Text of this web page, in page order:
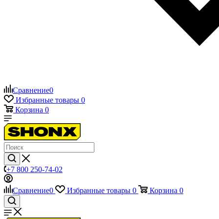
Сравнение0
Избранные товары 0
Корзина 0
+7 800 250-74-02
Сравнение0 Избранные товары 0 Корзина 0